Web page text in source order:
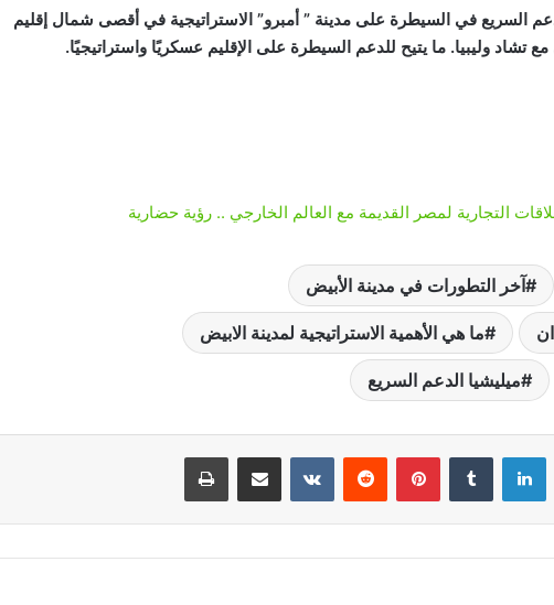
السريع في السيطرة على مدينة ” أمبرو” الاستراتيجية في أقصى شمال إقليم
تشاد وليبيا. ما يتيح للدعم السيطرة على الإقليم عسكريًا واستراتيجيًا.
التجارية لمصر القديمة مع العالم الخارجي .. رؤية حضارية
آخر التطورات في مدينة الأبيض
ما هي الأهمية الاستراتيجية لمدينة الابيض
ميليشيا الدعم السريع
لينكدإن بينتيريست